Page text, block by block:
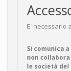
E' necessario
Si comunica
non
le società del